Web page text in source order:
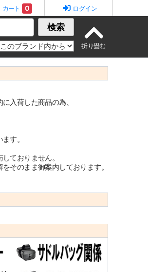
カート 0 ログイン
検索
入荷した商品の為、
す。
ておりません。
そのまま御案内しております。